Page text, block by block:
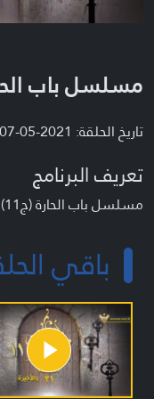
مسلسل باب
تاريخ الحلقة: 2021-05-07
تعريف البرنامج
مسلسل باب الحارة (ج11)
باقي